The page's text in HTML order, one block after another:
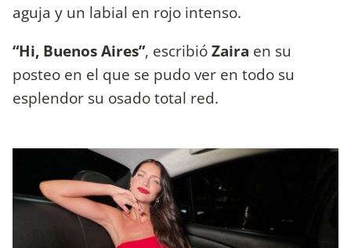
aguja y un labial en rojo intenso.
“Hi, Buenos Aires”, escribióZaira en su
posteo en el que se pudo ver en todo su
esplendor su osado total red.